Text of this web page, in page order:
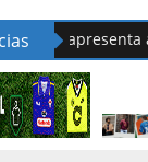
as novas